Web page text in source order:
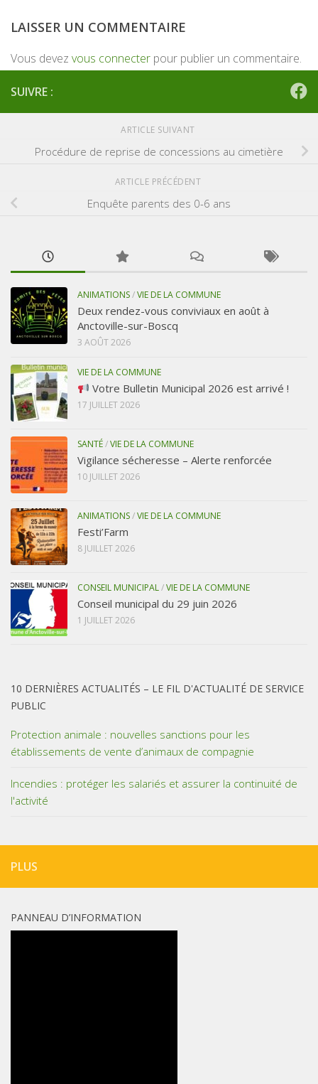
LAISSER UN COMMENTAIRE
Vous devez vous connecter pour publier un commentaire.
SUIVRE :
ARTICLE SUIVANT
Procédure de reprise de concessions au cimetière
ARTICLE PRÉCÉDENT
Enquête parents des 0-6 ans
ANIMATIONS/VIE DE LA COMMUNE
Deux rendez-vous conviviaux en août à
Anctoville-sur-Boscq
3 AOÛT 2026
VIE DE LA COMMUNE
Votre Bulletin Municipal 2026 est arrivé !
17 JUILLET 2026
SANTÉ/VIE DE LA COMMUNE
Vigilance sécheresse – Alerte renforcée
10 JUILLET 2026
ANIMATIONS/VIE DE LA COMMUNE
Festi’Farm
8 JUILLET 2026
CONSEIL MUNICIPAL/VIE DE LA COMMUNE
Conseil municipal du 29 juin 2026
1 JUILLET 2026
10 DERNIÈRES ACTUALITÉS – LE FIL D'ACTUALITÉ DE SERVICE
PUBLIC
Protection animale : nouvelles sanctions pour les
établissements de vente d’animaux de compagnie
Incendies : protéger les salariés et assurer la continuité de
l'activité
PLUS
PANNEAU D’INFORMATION